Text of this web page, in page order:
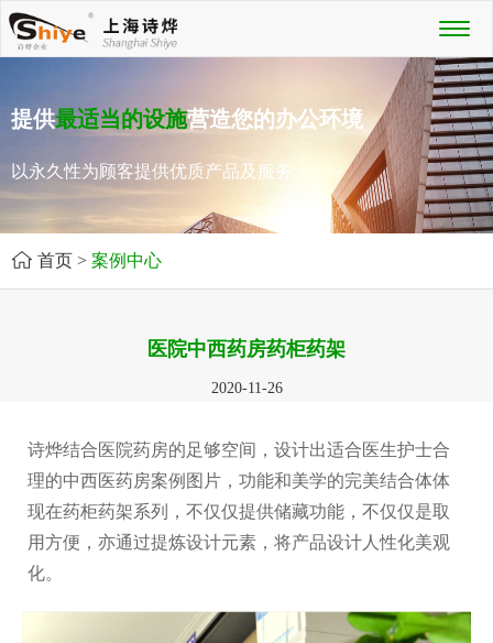
提供最适当的设施营造您的办公环境
以永久性为顾客提供优质产品及服务
首页 > 案例中心
医院中西药房药柜药架
2020-11-26
诗烨结合医院药房的足够空间，设计出适合医生护士合
理的中西医药房案例图片，功能和美学的完美结合体体
现在药柜药架系列，不仅仅提供储藏功能，不仅仅是取
用方便，亦通过提炼设计元素，将产品设计人性化美观
化。